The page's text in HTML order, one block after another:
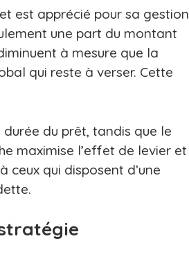
est apprécié pour sa gestion
une part du montant
à mesure que la
qui reste à verser. Cette
du prêt, tandis que le
maximise l’effet de levier et
qui disposent d’une